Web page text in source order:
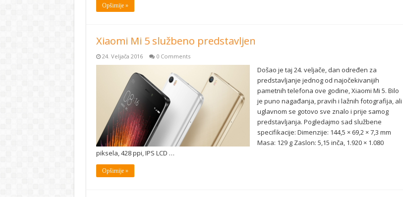
Opširnije »
Xiaomi Mi 5 službeno predstavljen
24. Veljača 2016 0 Comments
Došao je taj 24. veljače, dan određen za
predstavljanje jednog od najočekivanijih
pametnih telefona ove godine, Xiaomi Mi 5. Bilo
je puno nagađanja, pravih i lažnih fotografija, ali
uglavnom se gotovo sve znalo i prije samog
predstavljanja. Pogledajmo sad službene
specifikacije: Dimenzije: 144,5 × 69,2 × 7,3 mm
Masa: 129 g Zaslon: 5,15 inča, 1.920 × 1.080
piksela, 428 ppi, IPS LCD …
Opširnije »